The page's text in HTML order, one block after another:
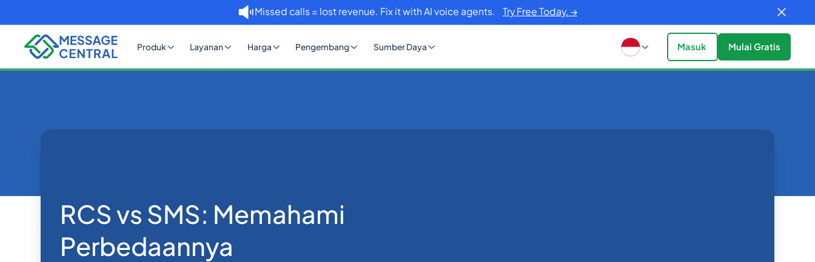
Missed calls = lost revenue. Fix it with AI voice agents. Try Free Today. →
Produk Layanan Harga Pengembang Sumber Daya Masuk Mulai Gratis
RCS vs SMS: Memahami
Perbedaannya